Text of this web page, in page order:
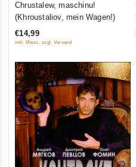
5
Chrustalew, maschinu!
(Khroustaliov, mein Wagen!)
€14,99
inkl. Mwst., zzgl. Versand